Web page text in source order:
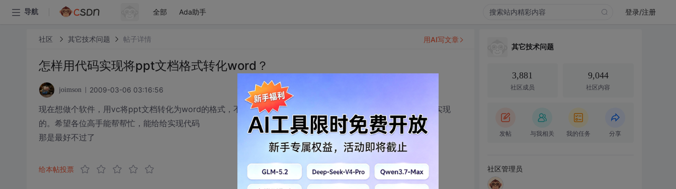
导航 全部 Ada助手 登录/注册
社区 其它技术问题 帖子详情
怎样用代码实现将ppt文档格式转化word？
joimson 2009-03-06 03:16:56
现在想做个软件，用vc将ppt文档转化为word的格式，不过有一款软件，能实现这样的功能。但是我不知道怎么实现
的。希望各位高手能帮帮忙，能给给实现代码
那是最好不过了
给本帖投票
用AI写文章
其它技术问题
3,881
社区成员
9,044
社区内容
发帖 与我相关 我的任务 分享
社区管理员